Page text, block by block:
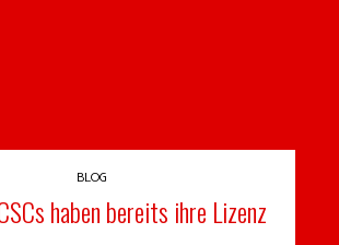
BLOG
haben bereits ihre Lizenz